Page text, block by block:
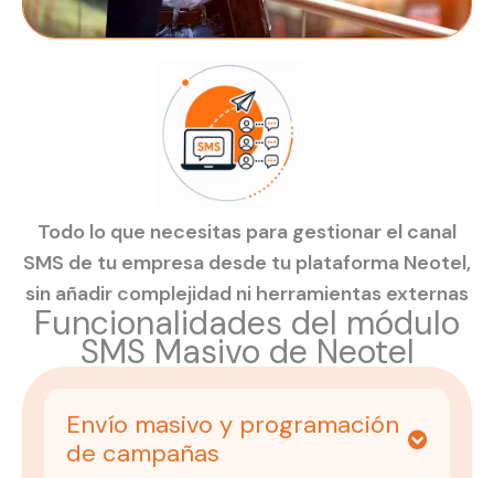
Todo lo que necesitas para gestionar el canal
SMS de tu empresa desde tu plataforma Neotel,
sin añadir complejidad ni herramientas externas
Funcionalidades del módulo
SMS Masivo de Neotel
Envío masivo y programación
de campañas